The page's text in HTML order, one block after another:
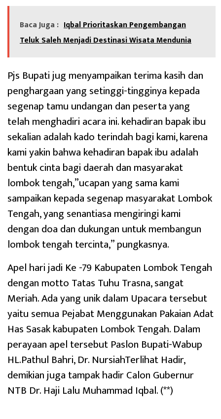
Baca Juga : Iqbal Prioritaskan Pengembangan
Teluk Saleh Menjadi Destinasi Wisata Mendunia
Pjs Bupati jug menyampaikan terima kasih dan
penghargaan yang setinggi-tingginya kepada
segenap tamu undangan dan peserta yang
telah menghadiri acara ini. kehadiran bapak ibu
sekalian adalah kado terindah bagi kami, karena
kami yakin bahwa kehadiran bapak ibu adalah
bentuk cinta bagi daerah dan masyarakat
lombok tengah,”ucapan yang sama kami
sampaikan kepada segenap masyarakat Lombok
Tengah, yang senantiasa mengiringi kami
dengan doa dan dukungan untuk membangun
lombok tengah tercinta,” pungkasnya.
Apel hari jadi Ke -79 Kabupaten Lombok Tengah
dengan motto Tatas Tuhu Trasna, sangat
Meriah. Ada yang unik dalam Upacara tersebut
yaitu semua Pejabat Menggunakan Pakaian Adat
Has Sasak kabupaten Lombok Tengah. Dalam
perayaan apel tersebut Paslon Bupati-Wabup
HL.Pathul Bahri, Dr. NursiahTerlihat Hadir,
demikian juga tampak hadir Calon Gubernur
NTB Dr. Haji Lalu Muhammad Iqbal. (**)